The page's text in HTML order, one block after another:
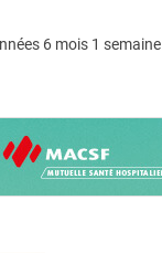
6 mois 1 semaine